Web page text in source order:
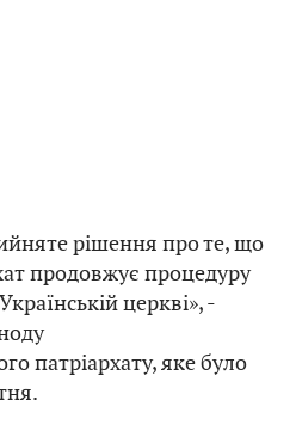
рішення про те, що
продовжує процедуру
церкві», -
патріархату, яке було